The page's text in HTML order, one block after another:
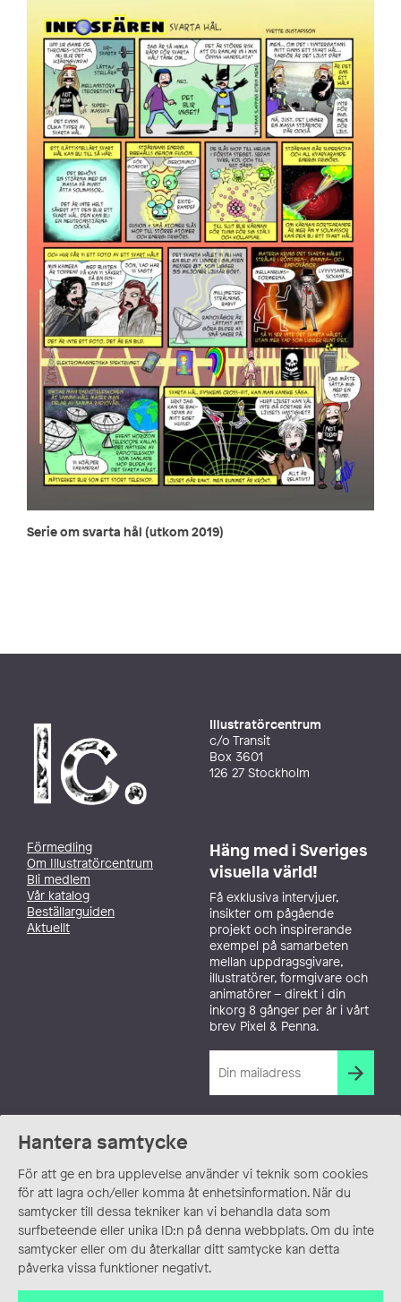
Hantera samtycke
För att ge en bra upplevelse använder vi teknik som cookies
för att lagra och/eller komma åt enhetsinformation. När du
samtycker till dessa tekniker kan vi behandla data som
surfbeteende eller unika ID:n på denna webbplats. Om du inte
samtycker eller om du återkallar ditt samtycke kan detta
påverka vissa funktioner negativt.
Serie om svarta hål (utkom 2019)
Illustratörcentrum
c/o Transit
Box 3601
126 27 Stockholm
Förmedling
Om Illustratörcentrum
Bli medlem
Vår katalog
Beställarguiden
Aktuellt
Häng med i Sveriges
visuella värld!
Få exklusiva intervjuer,
insikter om pågående
projekt och inspirerande
exempel på samarbeten
mellan uppdragsgivare,
illustratörer, formgivare och
animatörer – direkt i din
inkorg 8 gånger per år i vårt
brev Pixel & Penna.